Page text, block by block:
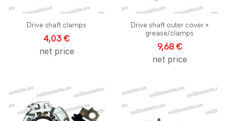
Drive shaft clamps
4,03 €
net price
Drive shaft outer cover +
grease/clamps
9,68 €
net price
Lisää toivelistalle
Lisää vertailuun